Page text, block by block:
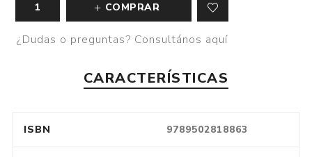
COMPRAR
¿Dudas o preguntas? Consultános aquí
CARACTERÍSTICAS
ISBN 9789502818863